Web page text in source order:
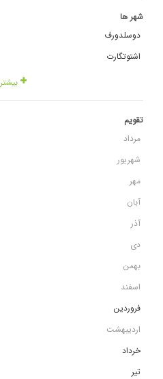
شهر ها
دوسلدورف
اشتوتگارت
بیشتر
تقویم
مرداد
شهریور
مهر
آبان
آذر
دی
بهمن
اسفند
فروردین
اردیبهشت
خرداد
تیر